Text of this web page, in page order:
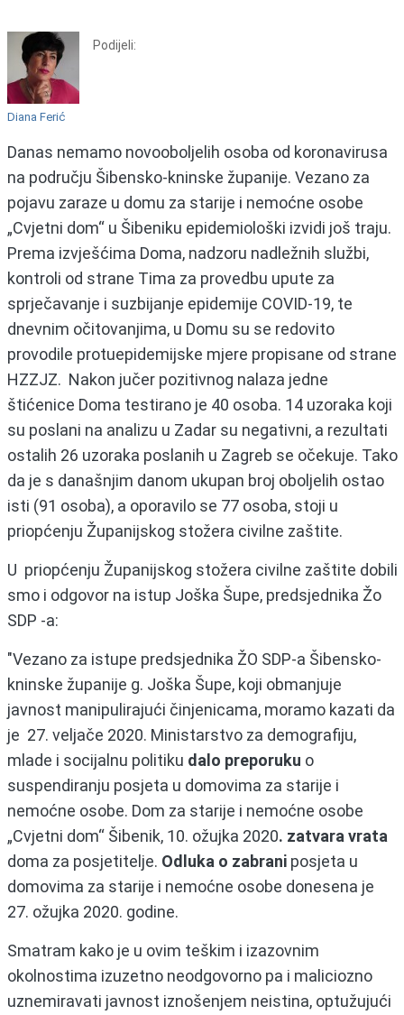
Diana Ferić
Podijeli:
Danas nemamo novooboljelih osoba od koronavirusa
na području Šibensko-kninske županije. Vezano za
pojavu zaraze u domu za starije i nemoćne osobe
„Cvjetni dom“ u Šibeniku epidemiološki izvidi još traju.
Prema izvješćima Doma, nadzoru nadležnih službi,
kontroli od strane Tima za provedbu upute za
sprječavanje i suzbijanje epidemije COVID-19, te
dnevnim očitovanjima, u Domu su se redovito
provodile protuepidemijske mjere propisane od strane
HZZJZ. Nakon jučer pozitivnog nalaza jedne
štićenice Doma testirano je 40 osoba. 14 uzoraka koji
su poslani na analizu u Zadar su negativni, a rezultati
ostalih 26 uzoraka poslanih u Zagreb se očekuje. Tako
da je s današnjim danom ukupan broj oboljelih ostao
isti (91 osoba), a oporavilo se 77 osoba, stoji u
priopćenju Županijskog stožera civilne zaštite.
U priopćenju Županijskog stožera civilne zaštite dobili
smo i odgovor na istup Joška Šupe, predsjednika Žo
SDP -a:
"Vezano za istupe predsjednika ŽO SDP-a Šibensko-
kninske županije g. Joška Šupe, koji obmanjuje
javnost manipulirajući činjenicama, moramo kazati da
je 27. veljače 2020. Ministarstvo za demografiju,
mlade i socijalnu politiku dalo preporuku o
suspendiranju posjeta u domovima za starije i
nemoćne osobe. Dom za starije i nemoćne osobe
„Cvjetni dom“ Šibenik, 10. ožujka 2020. zatvara vrata
doma za posjetitelje. Odluka o zabraniposjeta u
domovima za starije i nemoćne osobe donesena je
27. ožujka 2020. godine.
Smatram kako je u ovim teškim i izazovnim
okolnostima izuzetno neodgovorno pa i maliciozno
uznemiravati javnost iznošenjem neistina, optužujući